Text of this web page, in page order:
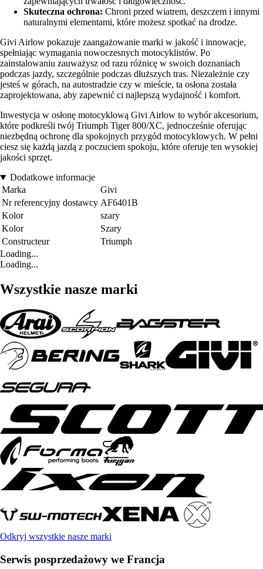
Skuteczna ochrona: Chroni przed wiatrem, deszczem i innymi
naturalnymi elementami, które możesz spotkać na drodze.
Givi Airlow pokazuje zaangażowanie marki w jakość i innowacje,
spełniając wymagania nowoczesnych motocyklistów. Po
zainstalowaniu zauważysz od razu różnicę w swoich doznaniach
podczas jazdy, szczególnie podczas dłuższych tras. Niezależnie czy
jesteś w górach, na autostradzie czy w mieście, ta osłona została
zaprojektowana, aby zapewnić ci najlepszą wydajność i komfort.
Inwestycja w osłonę motocyklową Givi Airlow to wybór akcesorium,
które podkreśli twój Triumph Tiger 800/XC, jednocześnie oferując
niezbędną ochronę dla spokojnych przygód motocyklowych. W pełni
ciesz się każdą jazdą z poczuciem spokoju, które oferuje ten wysokiej
jakości sprzęt.
Dodatkowe informacje
Marka
Givi
Nr referencyjny dostawcy AF6401B
Kolor
szary
Kolor
Szary
Constructeur
Triumph
Loading...
Loading...
Wszystkie nasze marki
Odkryj wszystkie nasze marki
Serwis posprzedażowy we Francja